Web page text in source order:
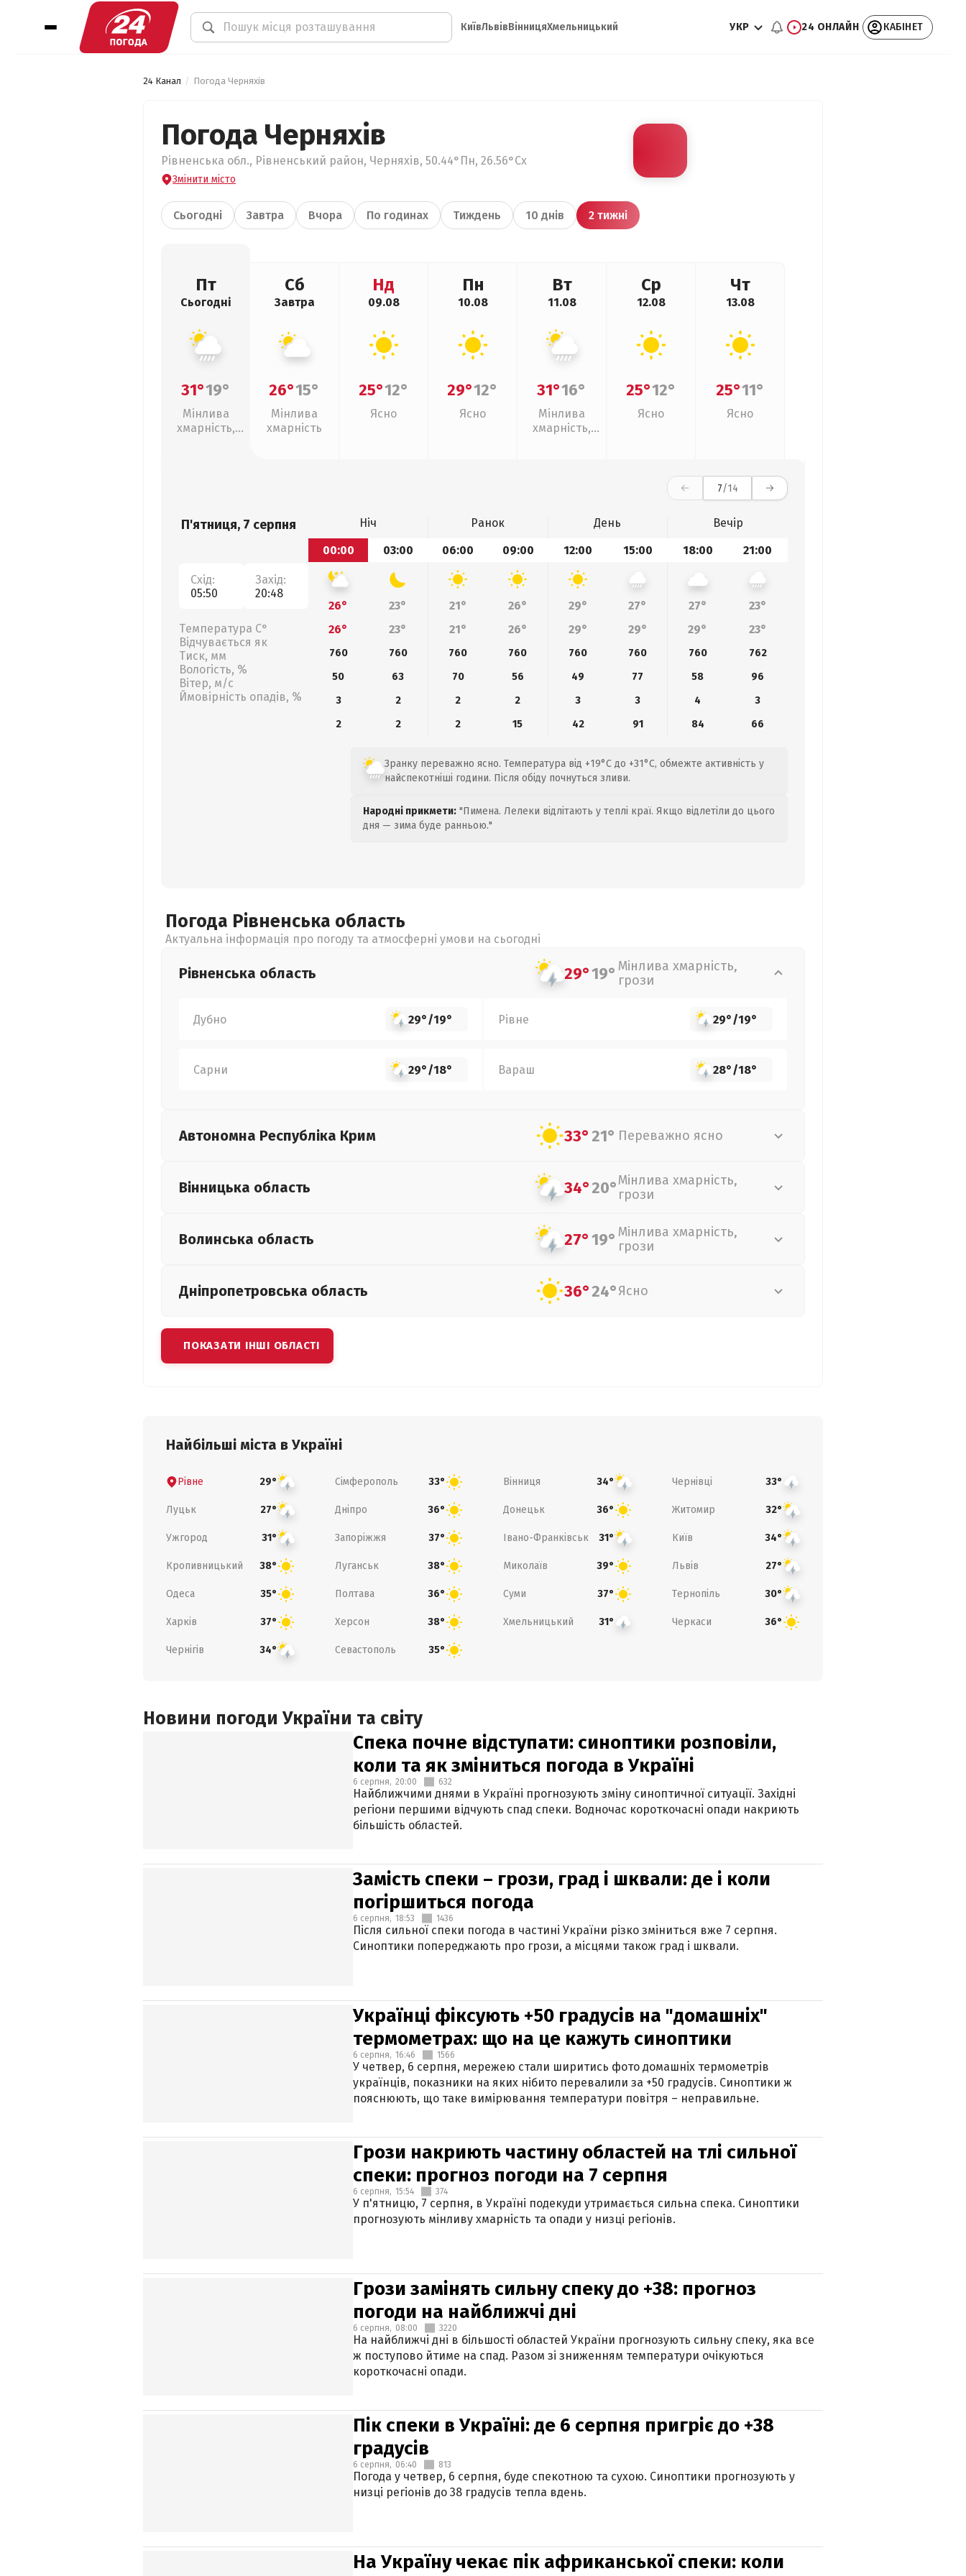
КиївЛьвівВінницяХмельницький УКР 24 ОНЛАЙН КАБІНЕТ
24 Канал Погода Черняхів
Погода Черняхів
Рівненська обл., Рівненський район, Черняхів, 50.44°Пн, 26.56°Сх
Змінити місто
Сьогодні Завтра Вчора По годинах Тиждень 10 днів 2 тижні
Пт
Сьогодні
31°19°
Мінлива
хмарність,
Сб
Завтра
26°15°
Мінлива
хмарність
Нд
09.08
25°12°
Ясно
Пн
10.08
29°12°
Ясно
Вт
11.08
31°16°
Мінлива
хмарність,
Ср
12.08
25°12°
Ясно
Чт
13.08
25°11°
Ясно
7/14
П'ятниця, 7 серпня
Схід:
05:50
Захід:
20:48
Температура С°
Відчувається як
Тиск, мм
Вологість, %
Вітер, м/с
Ймовірність опадів, %
Ніч Ранок День
Вечір
00:00
03:00 06:00 09:00 12:00 15:00 18:00 21:00
26° 23° 21° 26° 29° 27° 27°
23°
26°
23° 21° 26° 29° 29° 29° 23°
760 760 760 760 760 760 760
762
50
63 70 56 49 77 58
96
3
2 2 2 3 3 4
3
2
2 2 15 42 91 84 66
Зранку переважно ясно. Температура від +19°C до +31°C, обмежте активність у
найспекотніші години. Після обіду почнуться зливи.
Народні прикмети: "Пимена. Лелеки відлітають у теплі краї. Якщо відлетіли до цього
дня — зима буде ранньою."
Погода Рівненська область
Актуальна інформація про погоду та атмосферні умови на сьогодні
Рівненська область 29°19° Мінлива хмарність,
грози
Дубно 29°/19° Рівне 29°/19°
Сарни 29°/18° Вараш 28°/18°
Автономна Республіка Крим 33°21° Переважно ясно
Вінницька область 34°20°Мінлива хмарність,
грози
Волинська область 27°19° Мінлива хмарність,
грози
Дніпропетровська область 36°24°Ясно
ПОКАЗАТИ ІНШІ ОБЛАСТІ
Найбільші міста в Україні
Рівне 29° Сімферополь 33° Вінниця 34° Чернівці 33°
Луцьк 27° Дніпро 36° Донецьк 36° Житомир 32°
Ужгород 31° Запоріжжя 37° Івано-Франківськ 31° Київ 34°
Кропивницький 38° Луганськ 38° Миколаїв 39° Львів 27°
Одеса 35° Полтава 36° Суми 37° Тернопіль 30°
Харків 37° Херсон 38° Хмельницький 31° Черкаси 36°
Чернігів 34° Севастополь 35°
Новини погоди України та світу
Спека почне відступати: синоптики розповіли,
коли та як зміниться погода в Україні
6 серпня, 20:00 632
Найближчими днями в Україні прогнозують зміну синоптичної ситуації. Західні
регіони першими відчують спад спеки. Водночас короткочасні опади накриють
більшість областей.
Замість спеки – грози, град і шквали: де і коли
погіршиться погода
6 серпня, 18:53 1436
Після сильної спеки погода в частині України різко зміниться вже 7 серпня.
Синоптики попереджають про грози, а місцями також град і шквали.
Українці фіксують +50 градусів на "домашніх"
термометрах: що на це кажуть синоптики
6 серпня, 16:46 1566
У четвер, 6 серпня, мережею стали ширитись фото домашніх термометрів
українців, показники на яких нібито перевалили за +50 градусів. Синоптики ж
пояснюють, що таке вимірювання температури повітря – неправильне.
Грози накриють частину областей на тлі сильної
спеки: прогноз погоди на 7 серпня
6 серпня, 15:54 374
У п'ятницю, 7 серпня, в Україні подекуди утримається сильна спека. Синоптики
прогнозують мінливу хмарність та опади у низці регіонів.
Грози замінять сильну спеку до +38: прогноз
погоди на найближчі дні
6 серпня, 08:00 3220
На найближчі дні в більшості областей України прогнозують сильну спеку, яка все
ж поступово йтиме на спад. Разом зі зниженням температури очікуються
короткочасні опади.
Пік спеки в Україні: де 6 серпня пригріє до +38
градусів
6 серпня, 06:40 813
Погода у четвер, 6 серпня, буде спекотною та сухою. Синоптики прогнозують у
низці регіонів до 38 градусів тепла вдень.
На Україну чекає пік африканської спеки: коли